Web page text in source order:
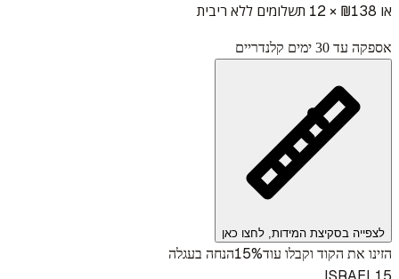
או ₪ 138 × 12 תשלומים ללא ריבית
אספקה עד 30 ימים קלנדריים
לצפייה בסקיצת המידות, לחצו כאן
הזינו את הקוד וקבלו עוד15%הנחה בעגלה